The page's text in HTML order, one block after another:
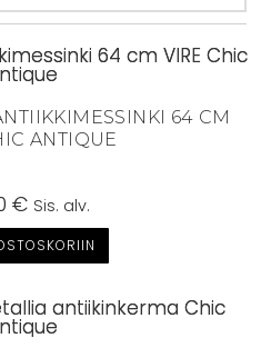
64 CM
ANTIQUE
€ Sis. alv.